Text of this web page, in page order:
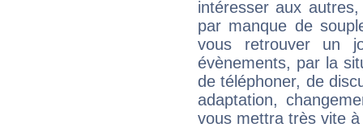
intéresser aux
par manque de
vous retrouver un
évènements, par la
de téléphoner, de
adaptation,
vous mettra très vite